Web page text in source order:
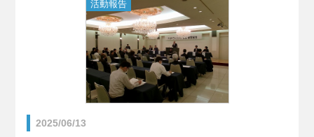
2025/06/13